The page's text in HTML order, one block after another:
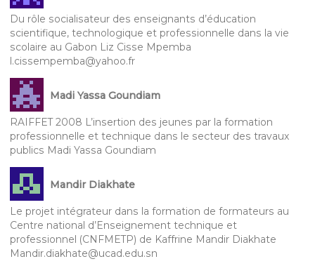
Du rôle socialisateur des enseignants d’éducation
scientifique, technologique et professionnelle dans la vie
scolaire au Gabon Liz Cisse Mpemba
l.cissempemba@yahoo.fr
Madi Yassa Goundiam
RAIFFET 2008 L’insertion des jeunes par la formation
professionnelle et technique dans le secteur des travaux
publics Madi Yassa Goundiam
Mandir Diakhate
Le projet intégrateur dans la formation de formateurs au
Centre national d’Enseignement technique et
professionnel (CNFMETP) de Kaffrine Mandir Diakhate
Mandir.diakhate@ucad.edu.sn